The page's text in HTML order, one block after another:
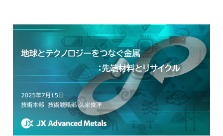
教育背景やデザイナーとしてのキャリアを紹介しつつ、現代の
衣服づくりにおいて科学技術が不可欠であることを強調してい
ます。特に、SDGsへの取り組みが求められる中、環境負荷を
低減するための新素材開発や、化学反応を応用した特殊な生地
加工技術、熱を用いた精密な裁断手法など、素材工学としての
側面を解説しています。また、最新の映像技術である「ボリュ
メトリックビデオシステム」を活用したメタバース内でのファ
ッションショーについても触れ、実写とCGを融合させた新し
い表現の可能性を提示。伝統を重んじながらも最新のテクノロ
ジーを積極的に取り入れる「伝統と革新」の姿勢を通じて、理